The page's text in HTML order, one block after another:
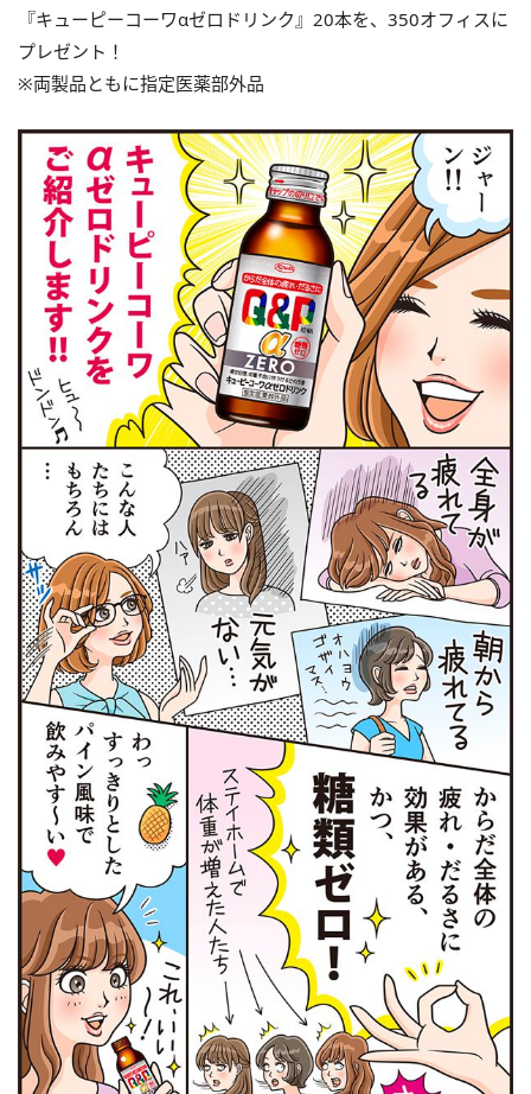
『キューピーコーワαゼロドリンク』20本を、350オフィスに
プレゼント！
※両製品ともに指定医薬部外品